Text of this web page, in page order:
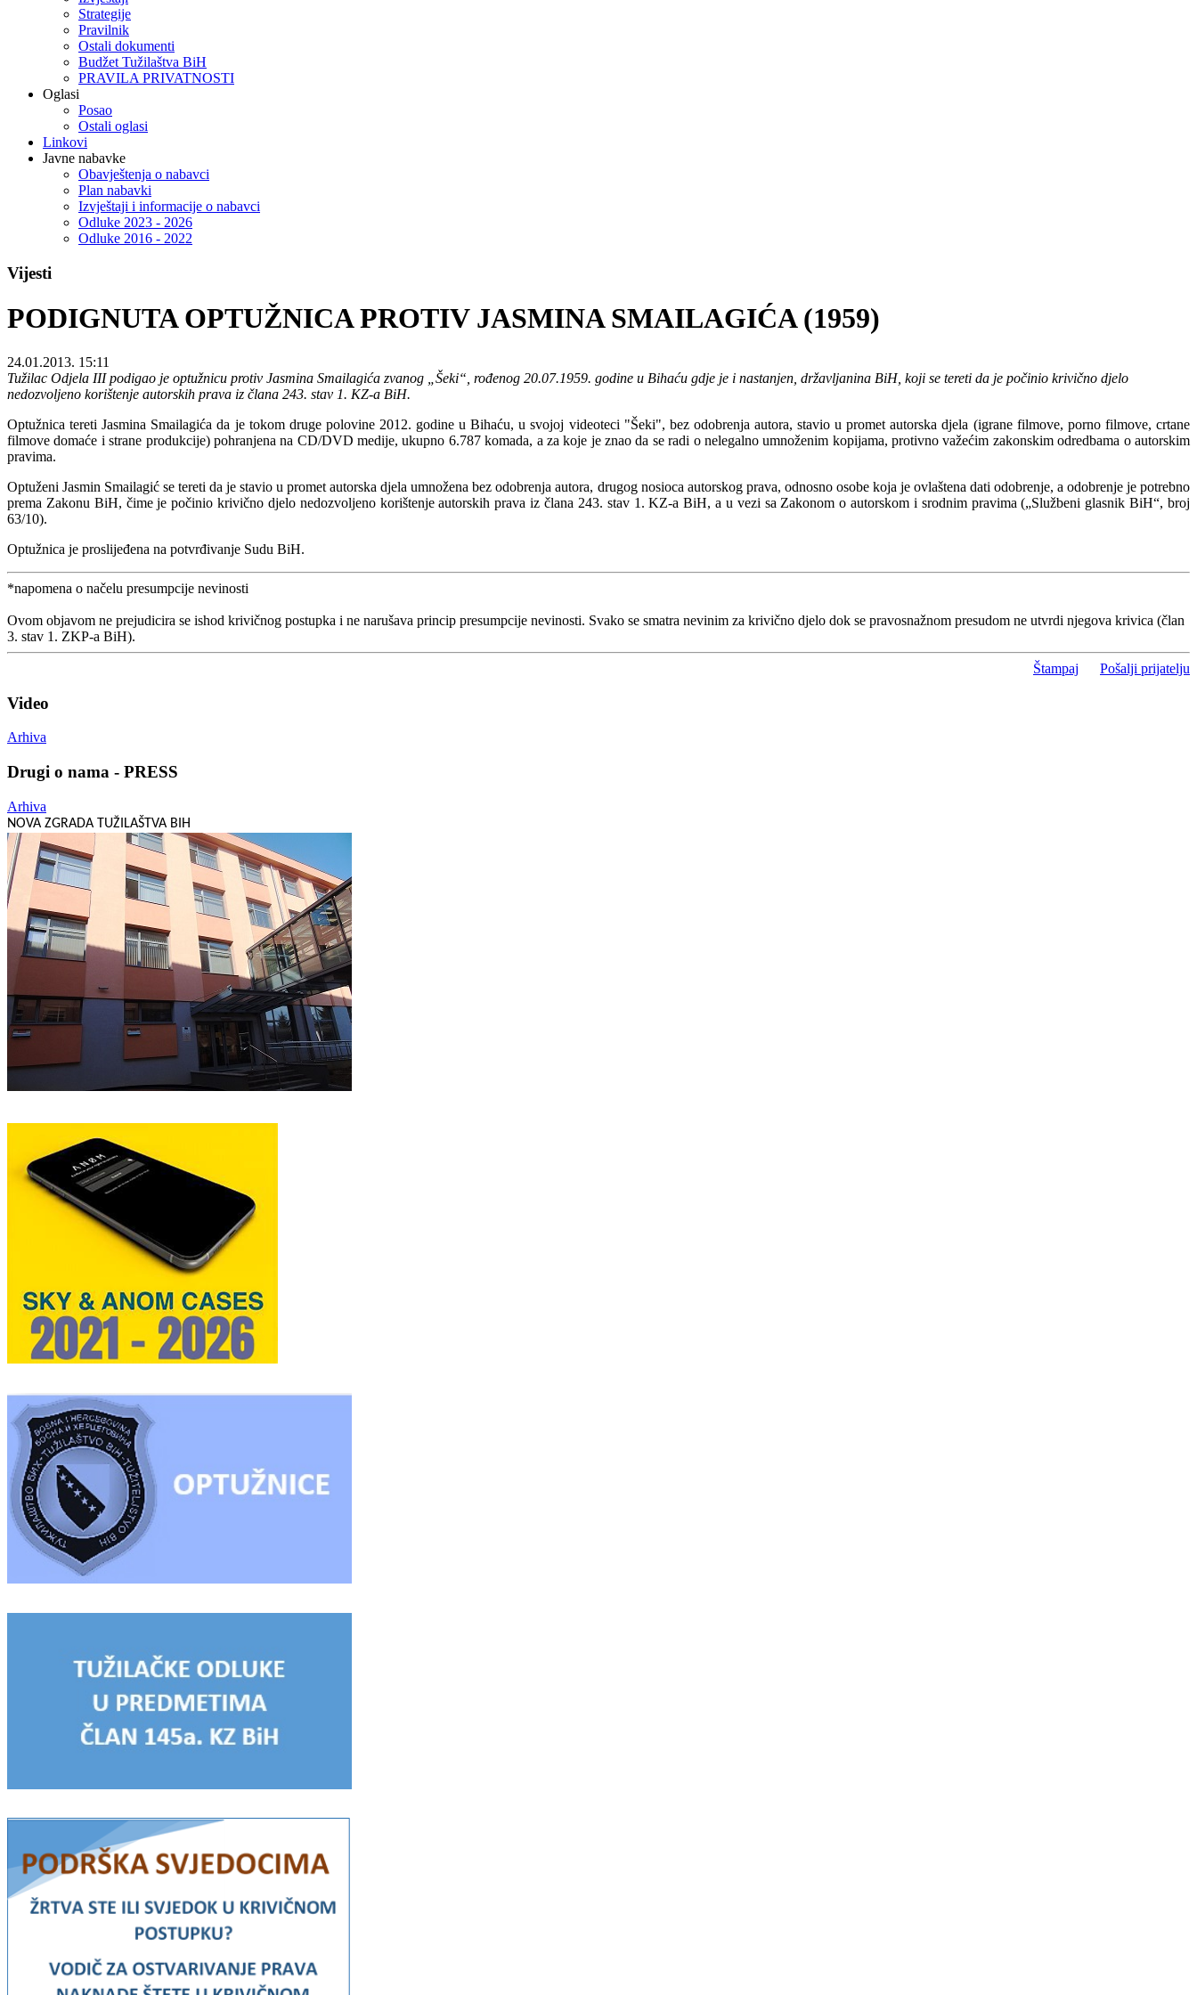
Strategije
Pravilnik
Ostali dokumenti
Budžet Tužilaštva BiH
PRAVILA PRIVATNOSTI
Oglasi
Posao
Ostali oglasi
Linkovi
Javne nabavke
Obavještenja o nabavci
Plan nabavki
Izvještaji i informacije o nabavci
Odluke 2023 - 2026
Odluke 2016 - 2022
Vijesti
PODIGNUTA OPTUŽNICA PROTIV JASMINA SMAILAGIĆA (1959)
24.01.2013. 15:11
Tužilac Odjela III podigao je optužnicu protiv Jasmina Smailagića zvanog „Šeki“, rođenog 20.07.1959. godine u Bihaću gdje je i nastanjen, državljanina BiH, koji se tereti da je počinio krivično djelo
nedozvoljeno korištenje autorskih prava iz člana 243. stav 1. KZ-a BiH.
Optužnica tereti Jasmina Smailagića da je tokom druge polovine 2012. godine u Bihaću, u svojoj videoteci "Šeki", bez odobrenja autora, stavio u promet autorska djela (igrane filmove, porno filmove, crtane
filmove domaće i strane produkcije) pohranjena na CD/DVD medije, ukupno 6.787 komada, a za koje je znao da se radi o nelegalno umnoženim kopijama, protivno važećim zakonskim odredbama o autorskim
pravima.
Optuženi Jasmin Smailagić se tereti da je stavio u promet autorska djela umnožena bez odobrenja autora, drugog nosioca autorskog prava, odnosno osobe koja je ovlaštena dati odobrenje, a odobrenje je potrebno
prema Zakonu BiH, čime je počinio krivično djelo nedozvoljeno korištenje autorskih prava iz člana 243. stav 1. KZ-a BiH, a u vezi sa Zakonom o autorskom i srodnim pravima („Službeni glasnik BiH“, broj
63/10).
Optužnica je proslijeđena na potvrđivanje Sudu BiH.
*napomena o načelu presumpcije nevinosti
Ovom objavom ne prejudicira se ishod krivičnog postupka i ne narušava princip presumpcije nevinosti. Svako se smatra nevinim za krivično djelo dok se pravosnažnom presudom ne utvrdi njegova krivica (član
3. stav 1. ZKP-a BiH).
Štampaj Pošalji prijatelju
Video
Arhiva
Drugi o nama - PRESS
Arhiva
NOVA ZGRADA TUŽILAŠTVA BIH